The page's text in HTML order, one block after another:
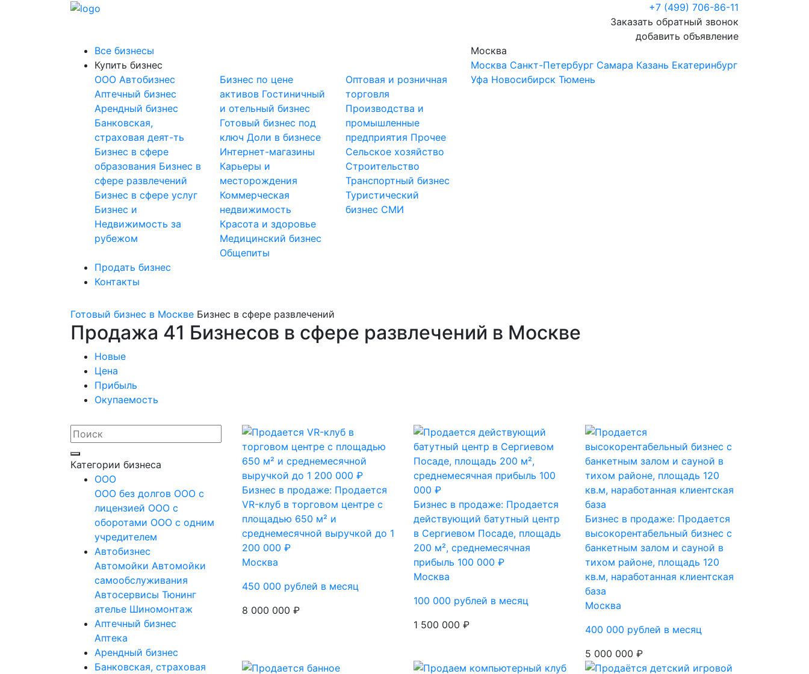
+7 (499) 706-86-11
Заказать обратный звонок
добавить объявление
Все бизнесы
Купить бизнес
OOO Автобизнес
Аптечный бизнес
Арендный бизнес
Банковская,
страховая деят-ть
Бизнес в сфере
образования Бизнес в
сфере развлечений
Бизнес в сфере услуг
Бизнес и
Недвижимость за
рубежом
Бизнес по цене
активов Гостиничный
и отельный бизнес
Готовый бизнес под
ключДоли в бизнесе
Интернет-магазины
Карьеры и
месторождения
Коммерческая
недвижимость
Красота и здоровье
Медицинский бизнес
Общепиты
Оптовая и розничная
торговля
Производства и
промышленные
предприятия Прочее
Сельское хозяйство
Строительство
Транспортный бизнес
Туристический
бизнес СМИ
Продать бизнес
Контакты
Москва
Москва Санкт-Петербург Самара Казань Екатеринбург
Уфа Новосибирск Тюмень
Готовый бизнес в Москве Бизнес в сфере развлечений
Продажа 41 Бизнесов в сфере развлечений в Москве
Новые
Цена
Прибыль
Окупаемость
Категории бизнеса
OOO
ООО без долгов ООО с
лицензией ООО с
оборотами ООО с одним
учредителем
Автобизнес
Автомойки Автомойки
самообслуживания
Автосервисы Тюнинг
ателье Шиномонтаж
Аптечный бизнес
Аптека
Арендный бизнес
Банковская, страховая
Бизнес в продаже: Продается
VR-клуб в торговом центре с
площадью 650 м² и
среднемесячной выручкой до 1
200 000 ₽
Москва
450 000 рублей в месяц
8 000 000 ₽
Бизнес в продаже: Продается
действующий батутный центр
в Сергиевом Посаде, площадь
200 м², среднемесячная
прибыль 100 000 ₽
Москва
100 000 рублей в месяц
1 500 000 ₽
Бизнес в продаже: Продается
высокорентабельный бизнес с
банкетным залом и сауной в
тихом районе, площадь 120
кв.м, наработанная клиентская
база
Москва
400 000 рублей в месяц
5 000 000 ₽